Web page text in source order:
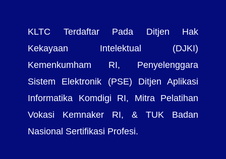
KLTC Terdaftar Pada Ditjen Hak
Kekayaan Intelektual (DJKI)
Kemenkumham RI, Penyelenggara
Sistem Elektronik (PSE) Ditjen Aplikasi
Informatika Komdigi RI, Mitra Pelatihan
Vokasi Kemnaker RI, & TUK Badan
Nasional Sertifikasi Profesi.